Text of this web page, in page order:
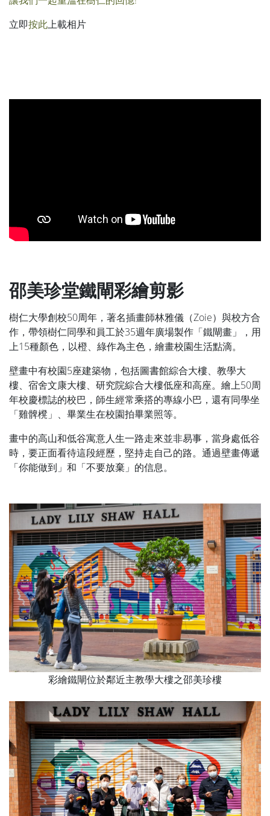
立即按此上載相片
邵美珍堂鐵閘彩繪剪影
樹仁大學創校50周年，著名插畫師林雅儀（Zoie）與校方合
作，帶領樹仁同學和員工於35週年廣場製作「鐵閘畫」，用
上15種顏色，以橙、綠作為主色，繪畫校園生活點滴。
壁畫中有校園5座建築物，包括圖書館綜合大樓、教學大
樓、宿舍文康大樓、研究院綜合大樓低座和高座。繪上50周
年校慶標誌的校巴，師生經常乘搭的專線小巴，還有同學坐
「雞髀櫈」、畢業生在校園拍畢業照等。
畫中的高山和低谷寓意人生一路走來並非易事，當身處低谷
時，要正面看待這段經歷，堅持走自己的路。通過壁畫傳遞
「你能做到」和「不要放棄」的信息。
彩繪鐵閘位於鄰近主教學大樓之邵美珍樓